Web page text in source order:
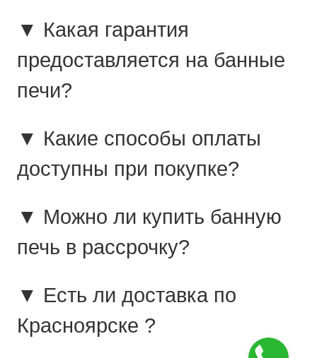
▼ Какая гарантия
предоставляется на банные
печи?
▼ Какие способы оплаты
доступны при покупке?
▼ Можно ли купить банную
печь в рассрочку?
▼ Есть ли доставка по
Красноярске ?